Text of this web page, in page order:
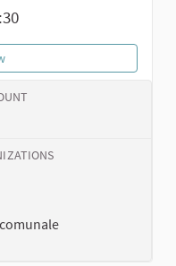
Incontro di validazione del